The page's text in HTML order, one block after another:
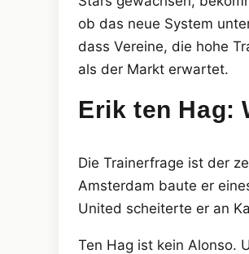
ob das neue System
dass Vereine, die hohe
als der Markt erwartet.
Erik ten Hag:
Die Trainerfrage ist der
Amsterdam baute er
United scheiterte er an
Ten Hag ist kein Alonso.